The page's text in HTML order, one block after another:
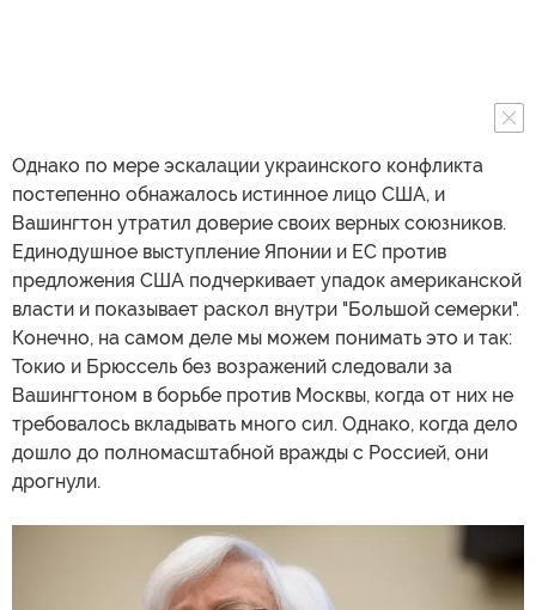
Однако по мере эскалации украинского конфликта
постепенно обнажалось истинное лицо США, и
Вашингтон утратил доверие своих верных союзников.
Единодушное выступление Японии и ЕС против
предложения США подчеркивает упадок американской
власти и показывает раскол внутри "Большой семерки".
Конечно, на самом деле мы можем понимать это и так:
Токио и Брюссель без возражений следовали за
Вашингтоном в борьбе против Москвы, когда от них не
требовалось вкладывать много сил. Однако, когда дело
дошло до полномасштабной вражды с Россией, они
дрогнули.